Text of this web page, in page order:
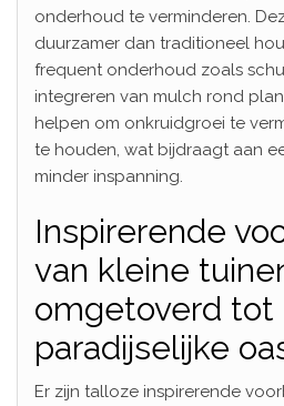
onderhoud te verminderen.
duurzamer dan traditioneel
frequent onderhoud zoals
integreren van mulch rond
helpen om onkruidgroei te
te houden, wat bijdraagt aan
minder inspanning.
Inspirerende
van kleine
omgetoverd tot
paradijselijke
Er zijn talloze inspirerende